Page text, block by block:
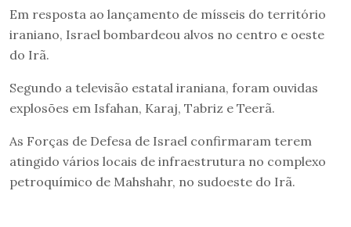
Em resposta ao lançamento de mísseis do território
iraniano, Israel bombardeou alvos no centro e oeste
do Irã.
Segundo a televisão estatal iraniana, foram ouvidas
explosões em Isfahan, Karaj, Tabriz e Teerã.
As Forças de Defesa de Israel confirmaram terem
atingido vários locais de infraestrutura no complexo
petroquímico de Mahshahr, no sudoeste do Irã.